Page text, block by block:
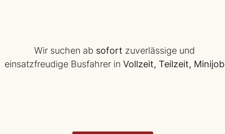
Wir suchen ab sofort zuverlässige und
einsatzfreudige Busfahrer inVollzeit, Teilzeit, Minijob